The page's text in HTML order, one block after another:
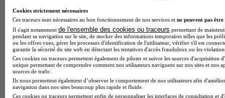
Cookies strictement nécessaires
Ces traceurs sont nécessaires au bon fonctionnement de nos services et ne peuvent pas être
Il s'agit notamment de l'ensemble des cookies ou traceurs permettant de
pendant sa navigation sur le site, de stocker des informations temporaires telles que les
ou les offres vues, gérer les processus d'identification de l'utilisateur, vérifier s'il est
garantir la sécurité du site web en détectant les tentatives d'accès frauduleux ou les
Ces cookies ou traceurs permettent également de piloter et suivre les sources d'acquisition
unique permettant de comprendre comment nos utilisateurs naviguent sur nos sites et nos
sources de trafic.
Ils nous permettent également d’observer le comportement de nos utilisateurs afin
navigation dans nos sites beaucoup plus rapide et fluide.
Ces cookies ou traceurs permettent enfin de personnaliser les interfaces de consultation et